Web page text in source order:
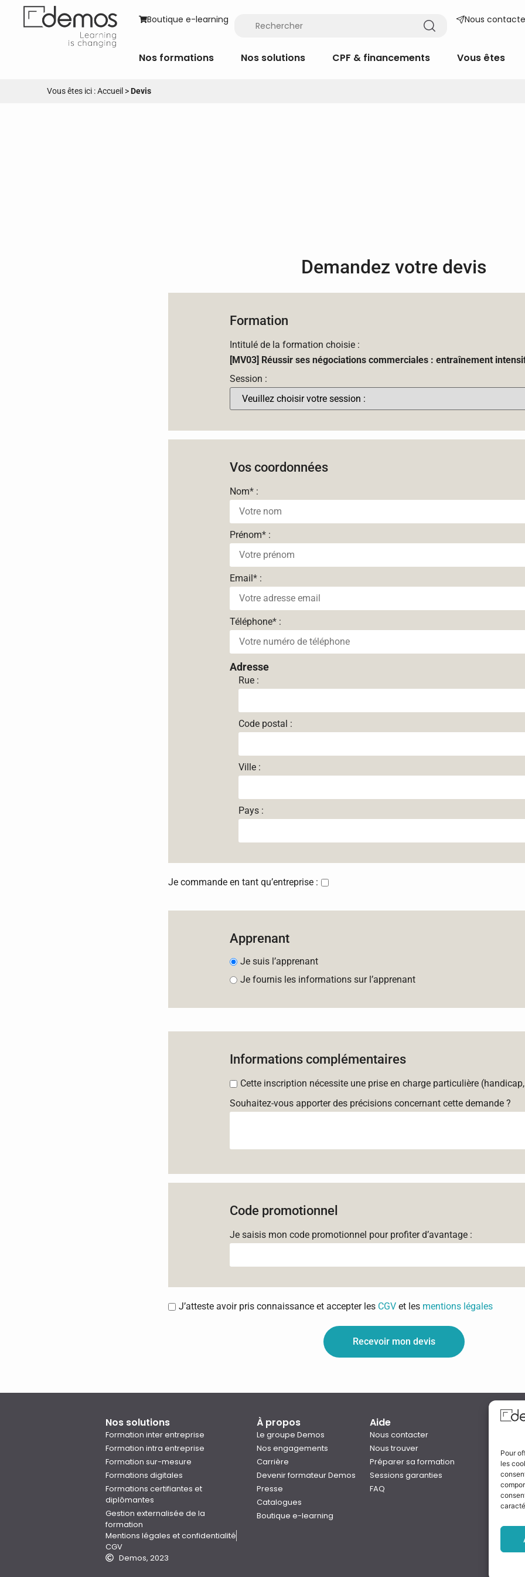
Pour
les
Boutique e-learning Nous
Nos formations Nos solutions CPF & financements Vous êtes
Vous êtes ici :Accueil >Devis
Demandez votre devis
Formation
Intitulé de la formation choisie :
[MV03] Réussir ses négociations commerciales : entraînement
Session :
Vos coordonnées
Nom* :
Prénom* :
Email* :
Téléphone* :
Adresse
Rue :
Code postal :
Ville :
Pays :
Je commande en tant qu’entreprise :
Apprenant
Je suis l’apprenant
Je fournis les informations sur l’apprenant
Informations complémentaires
Cette inscription nécessite une prise en charge particulière
Souhaitez-vous apporter des précisions concernant cette demande ?
Code promotionnel
Je saisis mon code promotionnel pour profiter d’avantage :
J’atteste avoir pris connaissance et accepter les CGV et les mentions légales
Recevoir mon devis
Nos solutions
Formation inter entreprise
Formation intra entreprise
Formation sur-mesure
Formations digitales
Formations certifiantes et
diplômantes
Gestion externalisée de la
formation
Mentions légales et confidentialité
CGV
Demos, 2023
À propos
Le groupe Demos
Nos engagements
Carrière
Devenir formateur Demos
Presse
Catalogues
Boutique e-learning
Aide
Nous contacter
Nous trouver
Préparer sa formation
Sessions garanties
FAQ